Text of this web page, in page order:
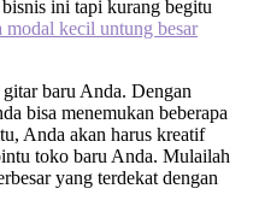
ini tapi kurang begitu
modal kecil untung besar
baru Anda. Dengan
bisa menemukan beberapa
Anda akan harus kreatif
toko baru Anda. Mulailah
yang terdekat dengan